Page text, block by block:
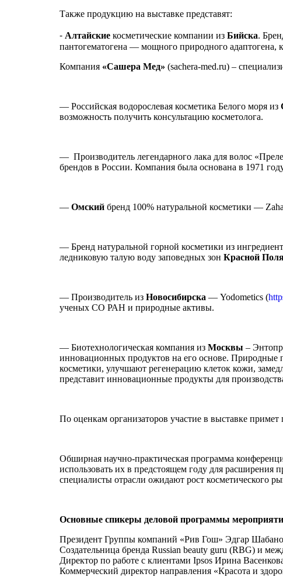
Также продукцию на выставке представят:
⁃ Алтайские косметические компании из Бийска.
пантогематогена — мощного природного адаптогена,
Компания «Сашера Мед» (sachera-med.ru) –
— Российская водорослевая косметика Белого моря из
возможность получить консультацию косметолога.
— Производитель легендарного лака для волос
брендов в России. Компания была основана в 1971
— Омский бренд 100% натуральной косметики —
— Бренд натуральной горной косметики из
ледниковую талую воду заповедных зон Красной
— Производитель из Новосибирска — Yodometics (
ученых СО РАН и природные активы.
— Биотехнологическая компания из Москвы –
инновационных продуктов на его основе. Природные
косметики, улучшают регенерацию клеток кожи,
представит инновационные продукты для
По оценкам организаторов участие в выставке
Обширная научно-практическая программа
использовать их в предстоящем году для расширения
специалисты отрасли ожидают рост косметического
Основные спикеры деловой программы
Президент Группы компаний «Рив Гош» Эдгар
Создательница бренда Russian beauty guru (RBG) и
Директор по работе с клиентами Ipsos Ирина
Коммерческий директор направления «Красота и